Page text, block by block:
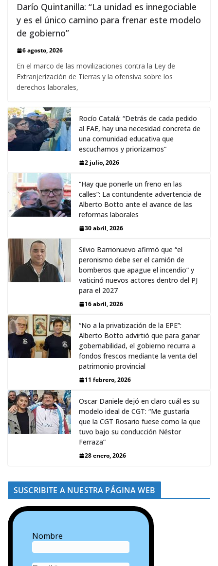
Darío Quintanilla: “La unidad es innegociable
y es el único camino para frenar este modelo
de gobierno”
6 agosto, 2026
En el marco de las movilizaciones contra la Ley de
Extranjerización de Tierras y la ofensiva sobre los
derechos laborales,
Rocío Catalá: “Detrás de cada pedido
al FAE, hay una necesidad concreta de
una comunidad educativa que
escuchamos y priorizamos”
2 julio, 2026
“Hay que ponerle un freno en las
calles”: La contundente advertencia de
Alberto Botto ante el avance de las
reformas laborales
30 abril, 2026
Silvio Barrionuevo afirmó que “el
peronismo debe ser el camión de
bomberos que apague el incendio” y
vaticinó nuevos actores dentro del PJ
para el 2027
16 abril, 2026
“No a la privatización de la EPE”:
Alberto Botto advirtió que para ganar
gobernabilidad, el gobierno recurra a
fondos frescos mediante la venta del
patrimonio provincial
11 febrero, 2026
Oscar Daniele dejó en claro cuál es su
modelo ideal de CGT: “Me gustaría
que la CGT Rosario fuese como la que
tuvo bajo su conducción Néstor
Ferraza”
28 enero, 2026
SUSCRIBITE A NUESTRA PÁGINA WEB
Nombre